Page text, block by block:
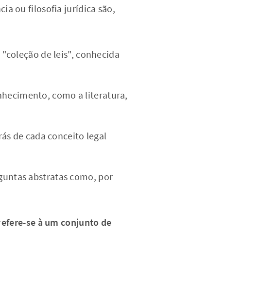
ou filosofia jurídica são,
de leis", conhecida
como a literatura,
de cada conceito legal
abstratas como, por
efere-se à um conjunto de